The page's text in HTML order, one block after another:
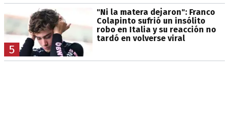
5
"Ni la matera dejaron": Franco
Colapinto sufrió un insólito
robo en Italia y su reacción no
tardó en volverse viral